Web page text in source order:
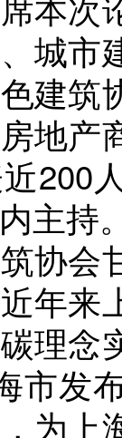
城市
建筑
地产
200
主持
协
年来
理念
市发
为上